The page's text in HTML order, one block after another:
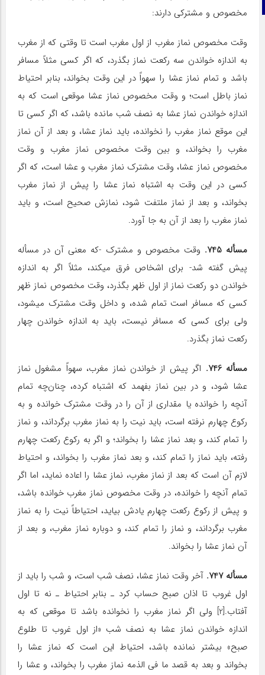
مخصوص و مشترکی دارند:
وقت مخصوص نماز مغرب از اول مغرب است تا وقتی که از مغرب
به اندازه خواندن سه رکعت نماز بگذرد، که اگر کسی مثلاً مسافر
باشد و تمام نماز عشا را سهواً در این وقت بخواند، بنابر احتیاط
نماز باطل است؛ و وقت مخصوص نماز عشا موقعی است که به
اندازه خواندن نماز عشا به نصف شب مانده باشد، که اگر کسی تا
این موقع نماز مغرب را نخوانده، باید نماز عشا، و بعد از آن نماز
مغرب را بخواند، و بین وقت مخصوص نماز مغرب و وقت
مخصوص نماز عشا، وقت مشترک نماز مغرب و عشا است، که اگر
کسی در این وقت به اشتباه نماز عشا را پیش از نماز مغرب
بخواند، و بعد از نماز ملتفت شود، نمازش صحیح است، و باید
نماز مغرب را بعد از آن به جا آورد.
مسأله 745.
وقت مخصوص و مشترک -که معنی آن در مسأله
پیش گفته شد- برای اشخاص فرق می‎کند، مثلاً اگر به اندازه
خواندن دو رکعت نماز از اول ظهر بگذرد، وقت مخصوص نماز ظهر
کسی که مسافر است تمام شده، و داخل وقت مشترک می‎شود،
ولی برای کسی که مسافر نیست، باید به اندازه خواندن چهار
رکعت نماز بگذرد.
مسأله 746.
اگر پیش از خواندن نماز مغرب، سهواً مشغول نماز
عشا شود، و در بین نماز بفهمد که اشتباه کرده، چنان‌چه تمام
آنچه را خوانده یا مقداری از آن را در وقت مشترک خوانده و به
رکوع چهارم نرفته است، باید نیت را به نماز مغرب برگرداند، و نماز
را تمام کند، و بعد نماز عشا را بخواند؛ و اگر به رکوع رکعت چهارم
رفته، باید نماز را تمام کند، و بعد نماز مغرب را بخواند، و احتیاط
لازم آن است که بعد از نماز مغرب، نماز عشا را اعاده نماید، اما اگر
تمام آنچه را خوانده، در وقت مخصوص نماز مغرب خوانده باشد،
و پیش از رکوع رکعت چهارم یادش بیاید، احتیاطاً نیت را به نماز
مغرب برگرداند، و نماز را تمام کند، و دوباره نماز مغرب، و بعد از
آن نماز عشا را بخواند.
مسأله 747.
آخر وقت نماز عشا، نصف شب است، و شب را باید از
اول غروب تا اذان صبح حساب کرد ـ بنابر احتیاط ـ نه تا اول
آفتاب.[2] ولی اگر نماز مغرب را نخوانده باشد تا موقعی که به
اندازه خواندن نماز عشا به نصف شب «از اول غروب تا طلوع
صبح» بیشتر نمانده باشد، احتیاط این است که نماز عشا را
بخواند و بعد به قصد ما فی الذمه نماز مغرب را بخواند، و عشا را